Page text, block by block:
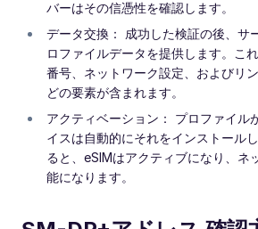
バーはその信憑性を確認します。
データ交換： 成功した検証の後、サ
ロファイルデータを提供します。こ
番号、ネットワーク設定、およびリ
どの要素が含まれます。
アクティベーション： プロファイル
イスは自動的にそれをインストール
ると、eSIMはアクティブになり、ネ
能になります。